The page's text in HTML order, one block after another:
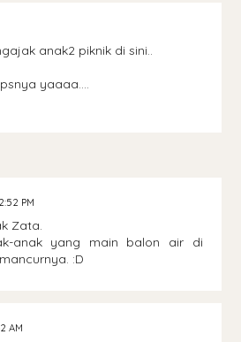
anak2 piknik di sini..
yaaaa....
PM
Zata.
anak yang main balon air di
:D
AM